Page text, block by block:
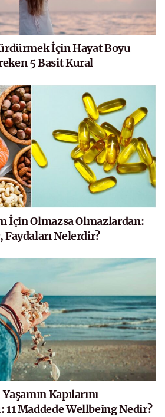
İçin Hayat Boyu
5 Basit Kural
İçin Olmazsa Olmazlardan:
Faydaları Nelerdir?
Kapılarını
11 Maddede Wellbeing Nedir?